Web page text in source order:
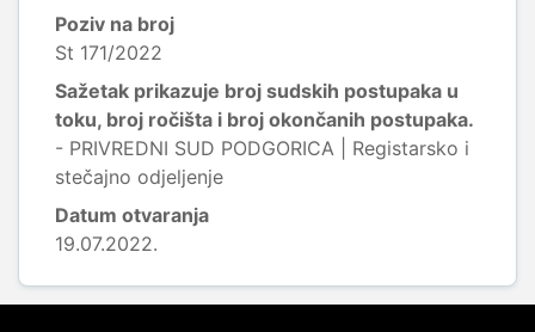
Poziv na broj
St 171/2022
Sažetak prikazuje broj sudskih postupaka u
toku, broj ročišta i broj okončanih postupaka.
- PRIVREDNI SUD PODGORICA | Registarsko i
stečajno odjeljenje
Datum otvaranja
19.07.2022.